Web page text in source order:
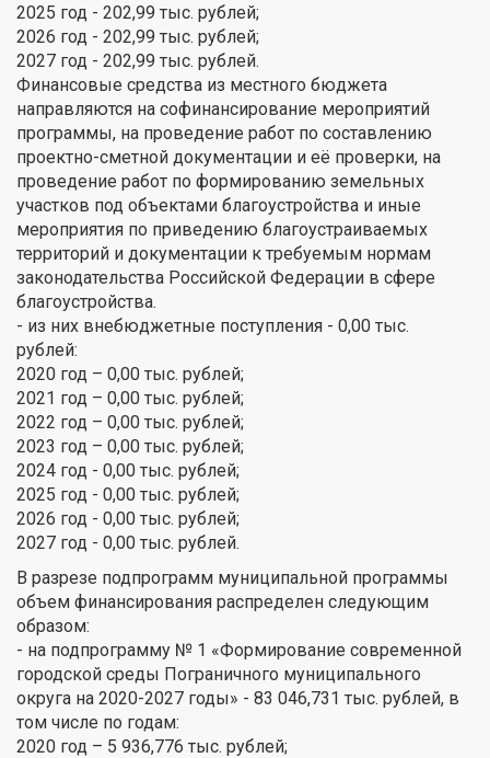
2025 год - 202,99 тыс. рублей;
2026 год - 202,99 тыс. рублей;
2027 год - 202,99 тыс. рублей.
Финансовые средства из местного бюджета
направляются на софинансирование мероприятий
программы, на проведение работ по составлению
проектно-сметной документации и её проверки, на
проведение работ по формированию земельных
участков под объектами благоустройства и иные
мероприятия по приведению благоустраиваемых
территорий и документации к требуемым нормам
законодательства Российской Федерации в сфере
благоустройства.
- из них внебюджетные поступления - 0,00 тыс.
рублей:
2020 год – 0,00 тыс. рублей;
2021 год – 0,00 тыс. рублей;
2022 год – 0,00 тыс. рублей;
2023 год – 0,00 тыс. рублей;
2024 год - 0,00 тыс. рублей;
2025 год - 0,00 тыс. рублей;
2026 год - 0,00 тыс. рублей;
2027 год - 0,00 тыс. рублей.
В разрезе подпрограмм муниципальной программы
объем финансирования распределен следующим
образом:
- на подпрограмму № 1 «Формирование современной
городской среды Пограничного муниципального
округа на 2020-2027 годы» - 83 046,731 тыс. рублей, в
том числе по годам:
2020 год – 5 936,776 тыс. рублей;